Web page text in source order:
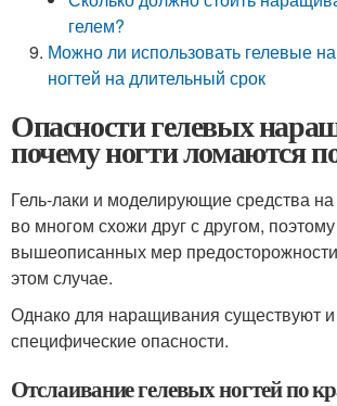
гелем?
Можно ли использовать гелевые
ногтей на длительный срок
Опасности гелевых
почему ногти ломаются
Гель-лаки и моделирующие средства
во многом схожи друг с другом,
вышеописанных мер
этом случае.
Однако для наращивания существуют
специфические опасности.
Отслаивание гелевых ногтей по